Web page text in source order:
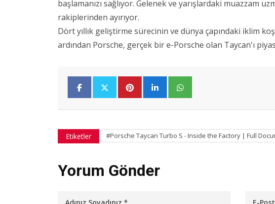
başlamanızı sağlıyor. Gelenek ve yarışlardaki muazzam
rakiplerinden ayırıyor.
Dört yıllık geliştirme sürecinin ve dünya çapındaki iklim
ardından Porsche, gerçek bir e-Porsche olan Taycan'ı
Etiketler #Porsche Taycan Turbo S - Inside the Factory | Full
Yorum Gönder